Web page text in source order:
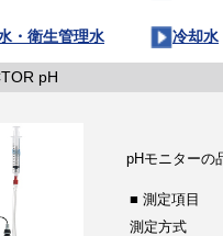
・衛生管理水 冷却水
pH
pHモニターの
■ 測定項目
測定方式